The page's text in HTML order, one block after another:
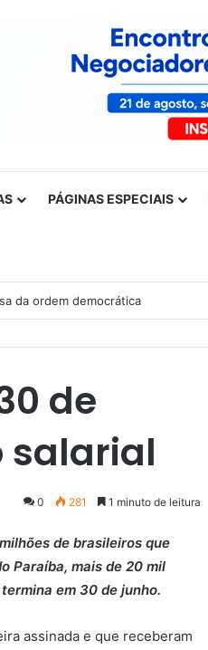
PÁGINAS ESPECIAIS
da ordem democrática
de
salarial
0 281 1 minuto de leitura
de brasileiros que
Paraíba, mais de 20 mil
em 30 de junho.
assinada e que receberam